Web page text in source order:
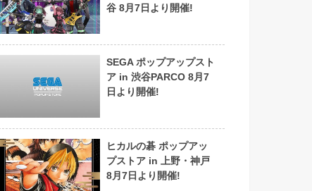
谷 8月7日より開催!
SEGA ポップアップスト
ア in 渋谷PARCO 8月7
日より開催!
ヒカルの碁 ポップアッ
プストア in 上野・神戸
8月7日より開催!